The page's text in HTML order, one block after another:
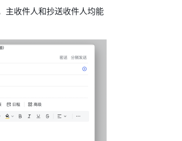
主收件人和抄送收件人均能